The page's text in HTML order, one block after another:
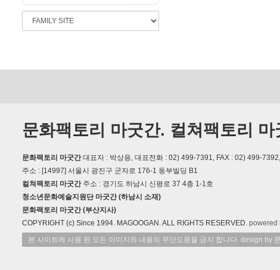
문화팩토리 마굿간. 컬쳐팩토리 마
문화팩토리 마굿간대표자 : 박상용, 대표전화 : 02) 499-7391, FAX : 02) 499-
주소 : [14997] 서울시 광진구 군자로 176-1 동부빌딩 B1
컬쳐팩토리 마굿간 주소 : 경기도 하남시 신평로 37 4층 1-1호
청소년문화예술지원단 마굿간 (하남시 소재)
문화팩토리 마굿간 (부산지사)
COPYRIGHT (c) Since 1994. MAGOOGAN. ALL RIGHTS RESERVED. powered
본 사이트에 사용 된 모든 이미지와 내용의 무단도용을 금지 합니다. design by